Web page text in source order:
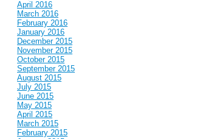
April 2016
March 2016
February 2016
January 2016
December 2015
November 2015
October 2015
September 2015
August 2015
July 2015
June 2015
May 2015
April 2015
March 2015
February 2015